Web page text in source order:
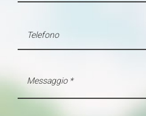
con altre informazioni che ha